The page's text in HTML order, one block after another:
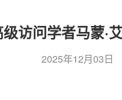
访问学者马蒙·
2025年12月03日